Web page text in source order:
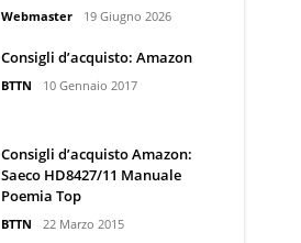
Webmaster 19 Giugno 2026
Consigli d’acquisto: Amazon
BTTN 10 Gennaio 2017
Consigli d’acquisto Amazon:
Saeco HD8427/11 Manuale
Poemia Top
BTTN 22 Marzo 2015